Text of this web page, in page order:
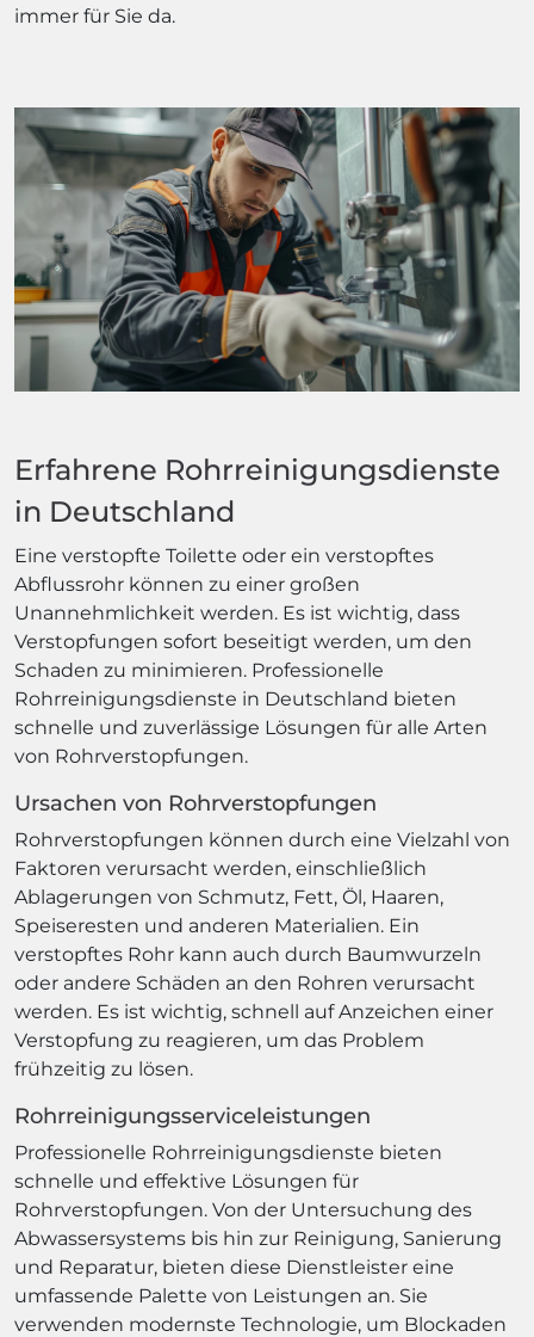
immer für Sie da.
Erfahrene Rohrreinigungsdienste
in Deutschland
Eine verstopfte Toilette oder ein verstopftes
Abflussrohr können zu einer großen
Unannehmlichkeit werden. Es ist wichtig, dass
Verstopfungen sofort beseitigt werden, um den
Schaden zu minimieren. Professionelle
Rohrreinigungsdienste in Deutschland bieten
schnelle und zuverlässige Lösungen für alle Arten
von Rohrverstopfungen.
Ursachen von Rohrverstopfungen
Rohrverstopfungen können durch eine Vielzahl von
Faktoren verursacht werden, einschließlich
Ablagerungen von Schmutz, Fett, Öl, Haaren,
Speiseresten und anderen Materialien. Ein
verstopftes Rohr kann auch durch Baumwurzeln
oder andere Schäden an den Rohren verursacht
werden. Es ist wichtig, schnell auf Anzeichen einer
Verstopfung zu reagieren, um das Problem
frühzeitig zu lösen.
Rohrreinigungsserviceleistungen
Professionelle Rohrreinigungsdienste bieten
schnelle und effektive Lösungen für
Rohrverstopfungen. Von der Untersuchung des
Abwassersystems bis hin zur Reinigung, Sanierung
und Reparatur, bieten diese Dienstleister eine
umfassende Palette von Leistungen an. Sie
verwenden modernste Technologie, um Blockaden